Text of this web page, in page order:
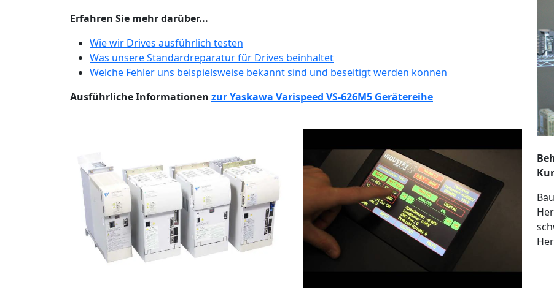
Erfahren Sie mehr darüber...
Wie wir Drives ausführlich testen
Was unsere Standardreparatur für Drives beinhaltet
Welche Fehler uns beispielsweise bekannt sind und beseitigt werden können
Ausführliche Informationen zur Yaskawa Varispeed VS-626M5 Gerätereihe